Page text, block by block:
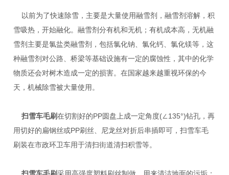
以前为了快速除雪，主要是大量使用融雪剂，融雪剂溶解，积
雪吸热，开始融化。融雪剂分有机和无机；有机成本高，无机融
雪剂主要是氯盐类融雪剂，包括氯化钠、氯化钙、氯化镁等，这
种融雪剂对公路、桥梁等基础设施有一定的腐蚀性，其中的化学
物质还会对树木造成一定的损害。在国家越来越重视环保的今
天，机械除雪被大量使用。
扫雪车毛刷在切割好的PP圆盘上成一定角度(∠135°)钻孔，再
用切好的扁钢丝或PP刷丝、尼龙丝对折后串插即可，扫雪车毛
刷装在市政环卫车用于清扫街道清扫积雪等。